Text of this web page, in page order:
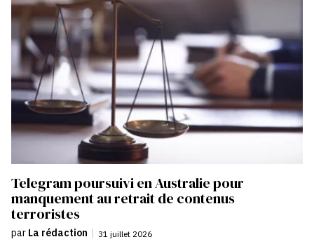
Telegram poursuivi en Australie pour
manquement au retrait de contenus
terroristes
par La rédaction | 31 juillet 2026